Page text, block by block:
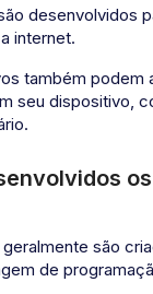
desenvolvidos
internet.
também podem
seu dispositivo,
são
de